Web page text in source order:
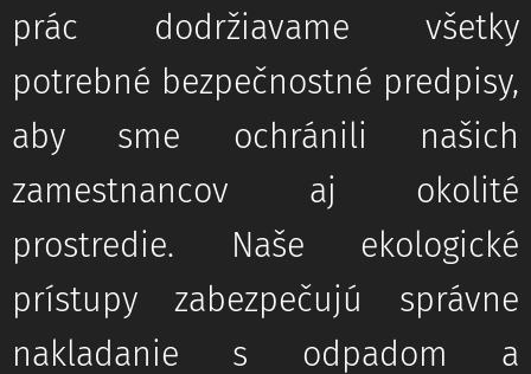
prác dodržiavame všetky
potrebné bezpečnostné predpisy,
aby sme ochránili našich
zamestnancov aj okolité
prostredie. Naše ekologické
prístupy zabezpečujú správne
nakladanie s odpadom a